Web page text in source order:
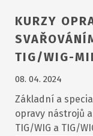
KURZY
TIG/WIG-
08. 04. 2024
Základní a
opravy nástrojů
TIG/WIG a TIG/